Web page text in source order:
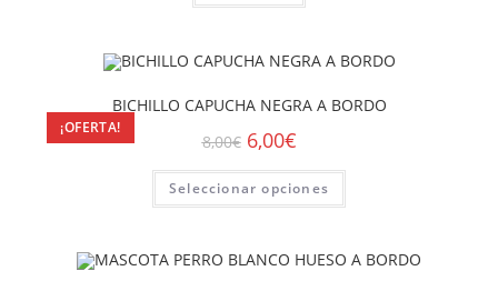
¡OFERTA!
BICHILLO CAPUCHA NEGRA A BORDO
8,00€ 6,00€
Seleccionar opciones